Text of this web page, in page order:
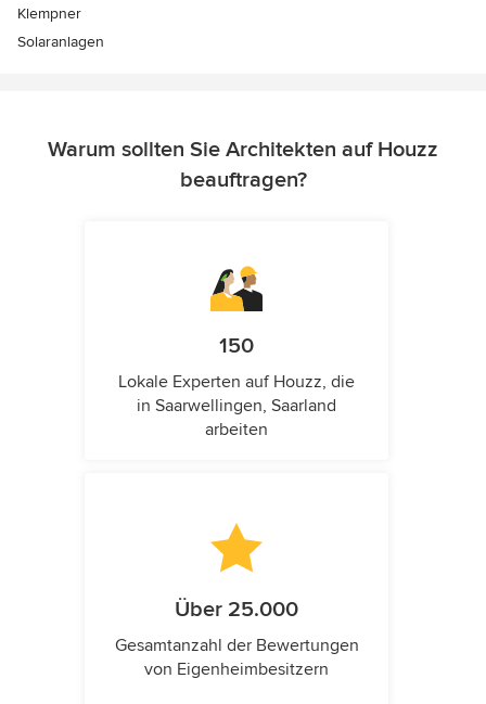
Klempner
Solaranlagen
Warum sollten Sie Architekten auf Houzz
beauftragen?
150
Lokale Experten auf Houzz, die
in Saarwellingen, Saarland
arbeiten
Über 25.000
Gesamtanzahl der Bewertungen
von Eigenheimbesitzern